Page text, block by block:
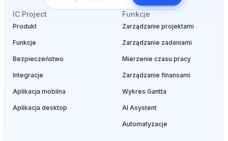
IC Project
Produkt
Funkcje
Bezpieczeństwo
Integracje
Aplikacja mobilna
Aplikacja desktop
Funkcje
Zarządzanie projektami
Zarządzanie zadaniami
Mierzenie czasu pracy
Zarządzanie finansami
Wykres Gantta
AI Asystent
Automatyzacje